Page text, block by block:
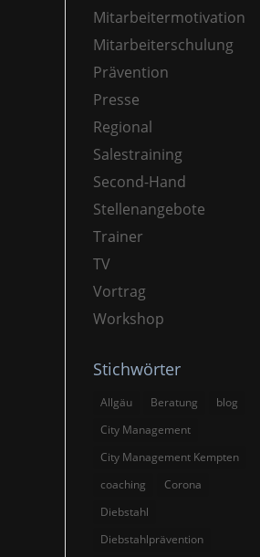
Mitarbeitermotivation
Mitarbeiterschulung
Prävention
Presse
Regional
Salestraining
Second-Hand
Stellenangebote
Trainer
TV
Vortrag
Workshop
Stichwörter
Allgäu Beratung
blog
City Management
City Management Kempten
coaching
Corona
Diebstahl
Diebstahlprävention